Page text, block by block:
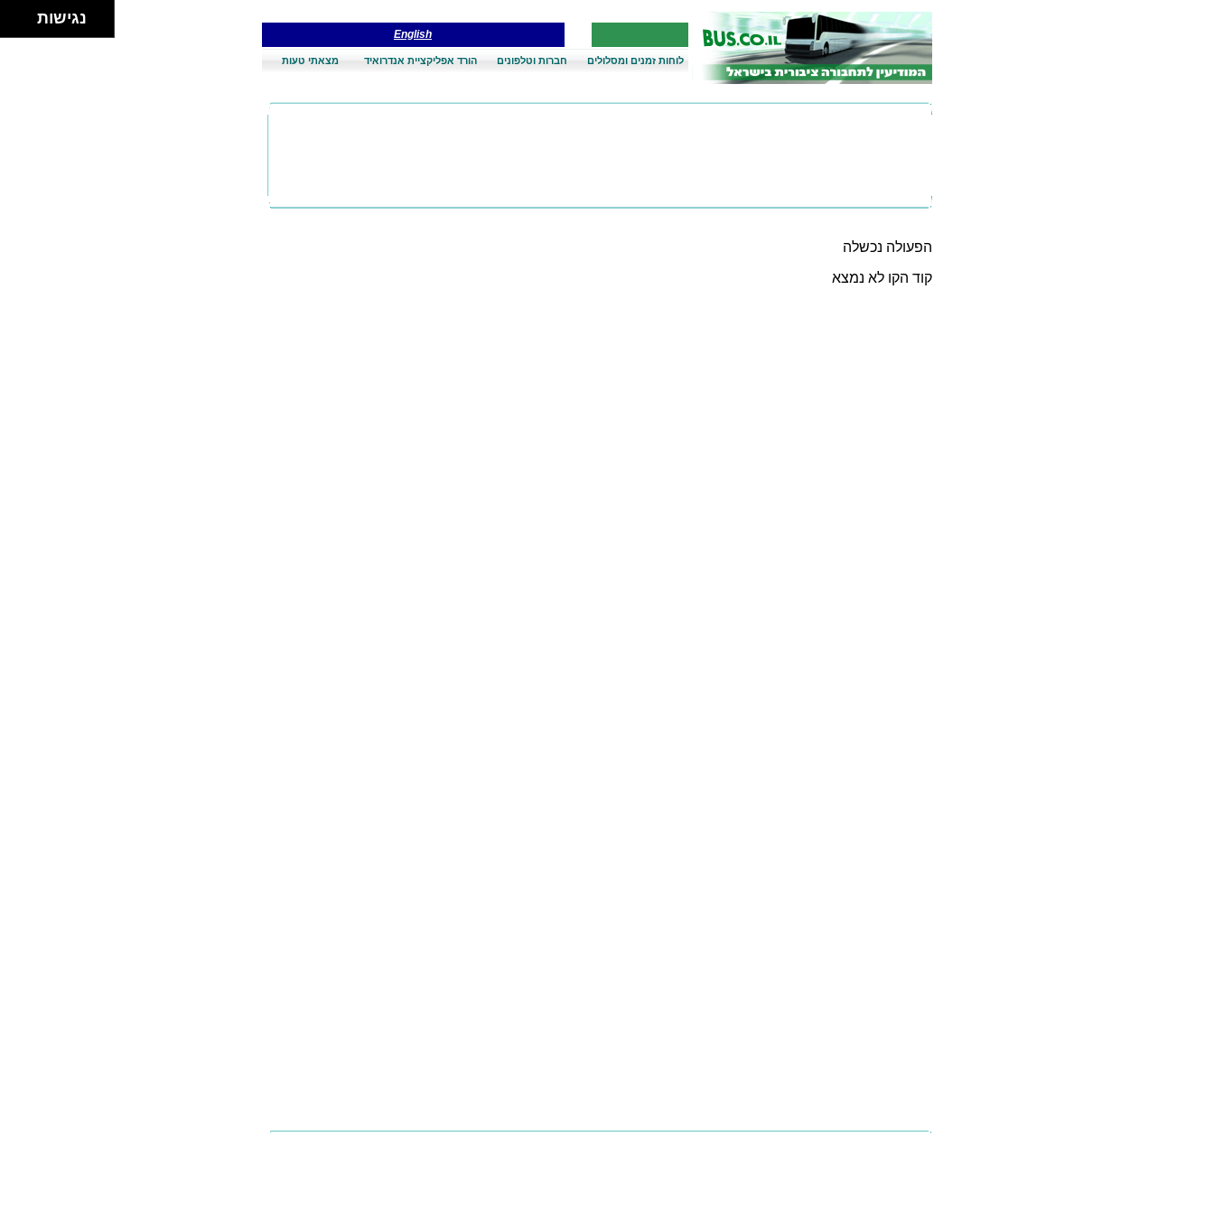
English
לוחות זמנים ומסלולים חברות וטלפונים הורד אפליקציית אנדרואיד מצאתי טעות
הפעולה נכשלה
קוד הקו לא נמצא
נגישות